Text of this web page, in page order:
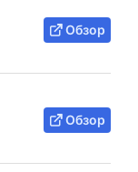
Обзор
Обзор